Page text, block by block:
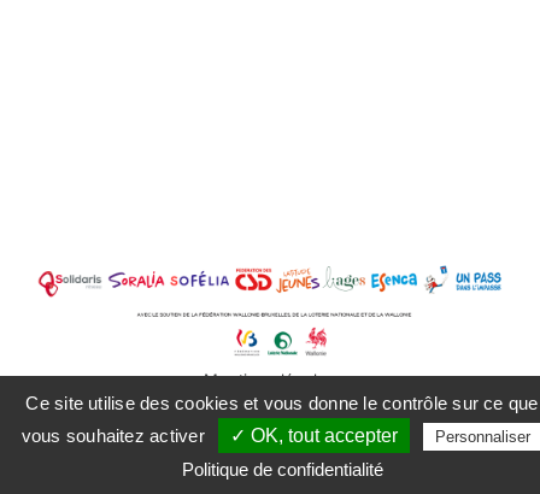
Mentions légales
FacebookInstagramLinkedIn
Ce site utilise des cookies et vous donne le contrôle sur ce que
vous souhaitez activer
✓ OK, tout accepter Personnaliser
Politique de confidentialité